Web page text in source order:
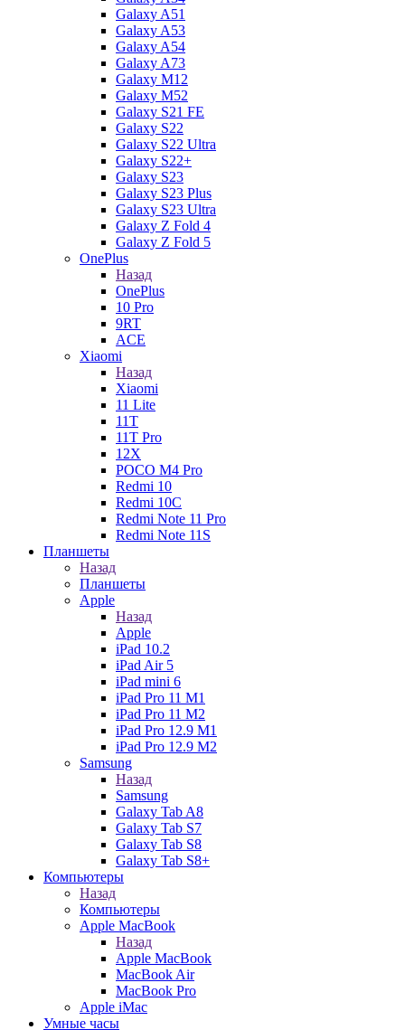
Galaxy A51
Galaxy A53
Galaxy A54
Galaxy A73
Galaxy M12
Galaxy M52
Galaxy S21 FE
Galaxy S22
Galaxy S22 Ultra
Galaxy S22+
Galaxy S23
Galaxy S23 Plus
Galaxy S23 Ultra
Galaxy Z Fold 4
Galaxy Z Fold 5
OnePlus
Назад
OnePlus
10 Pro
9RT
ACE
Xiaomi
Назад
Xiaomi
11 Lite
11T
11T Pro
12X
POCO M4 Pro
Redmi 10
Redmi 10C
Redmi Note 11 Pro
Redmi Note 11S
Планшеты
Назад
Планшеты
Apple
Назад
Apple
iPad 10.2
iPad Air 5
iPad mini 6
iPad Pro 11 M1
iPad Pro 11 M2
iPad Pro 12.9 M1
iPad Pro 12.9 M2
Samsung
Назад
Samsung
Galaxy Tab A8
Galaxy Tab S7
Galaxy Tab S8
Galaxy Tab S8+
Компьютеры
Назад
Компьютеры
Apple MacBook
Назад
Apple MacBook
MacBook Air
MacBook Pro
Apple iMac
Умные часы